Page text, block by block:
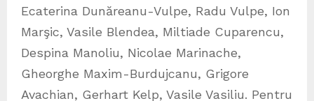
Ecaterina Dunăreanu-Vulpe, Radu Vulpe, Ion
Marşic, Vasile Blendea, Miltiade Cuparencu,
Despina Manoliu, Nicolae Marinache,
Gheorghe Maxim-Burdujcanu, Grigore
Avachian, Gerhart Kelp, Vasile Vasiliu. Pentru